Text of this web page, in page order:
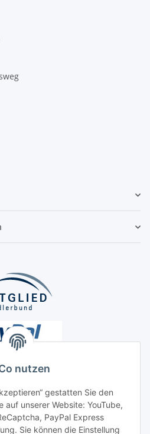
nutzen
gestatten Sie den
auf unserer Website: YouTube,
PayPal Express
Sie können die Einstellung